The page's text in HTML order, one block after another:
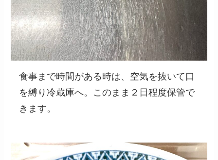
食事まで時間がある時は、空気を抜いて口
を縛り冷蔵庫へ。このまま２日程度保管で
きます。